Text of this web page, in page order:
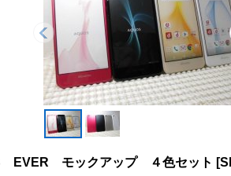
EVER モックアップ ４色セット [